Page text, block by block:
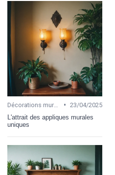
Décorations murales • 23/04/2025
L'attrait des appliques murales
uniques